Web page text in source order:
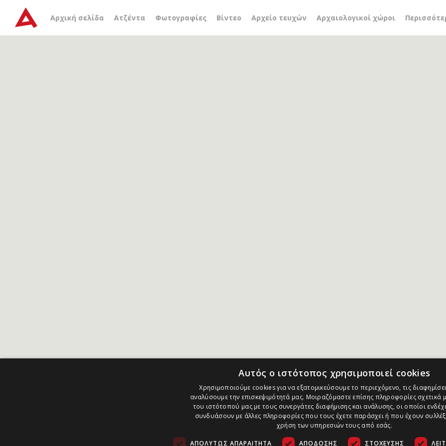
Αρχική σελίδα Ατζέντα Φωτογραφίες Βίντεο Αρχείο τευχών Αρχαιολογικοί χώροι
Αρχείο ετικέτας κατάλοιπα
Αυτός ο ιστότοπος χρησιμοποιεί cookies
Χρησιμοποιούμε cookies για να εξατομικεύσουμε το περιεχόμενο, τις
αναλύσουμε την επισκεψιμότητά μας. Μοιραζόμαστε επίσης πληροφορίες σχετικά
του ιστότοπού μας με τους συνεργάτες διαφήμισης και ανάλυσης, οι οποίοι
συνδυάσουν με άλλες πληροφορίες που τους έχετε παράσχει ή που έχουν
χρήση των υπηρεσιών τους από εσάς.
ΑΠΟΛΎΤΩΣ ΑΠΑΡΑΊΤΗΤΑ ΑΠΌΔΟΣΗΣ ΣΤΌΧΕΥΣΗΣ